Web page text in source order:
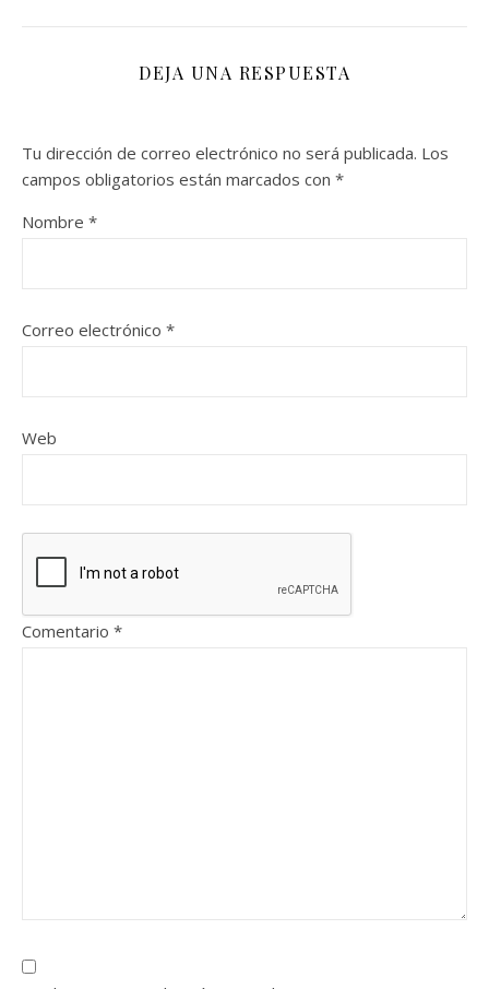
DEJA UNA RESPUESTA
Tu dirección de correo electrónico no será publicada. Los
campos obligatorios están marcados con *
Nombre *
Correo electrónico *
Web
Comentario *